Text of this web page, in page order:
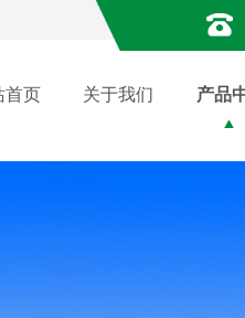
首页 关于我们 产品